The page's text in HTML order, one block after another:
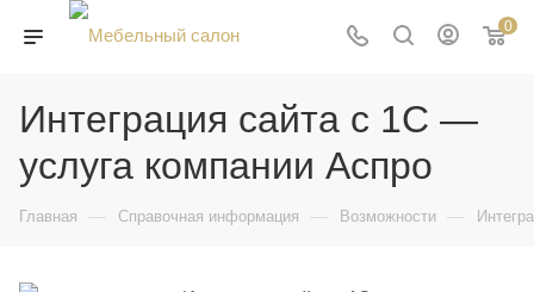
0
Интеграция сайта с 1С —
услуга компании Аспро
Главная — Справочная информация — Возможности —